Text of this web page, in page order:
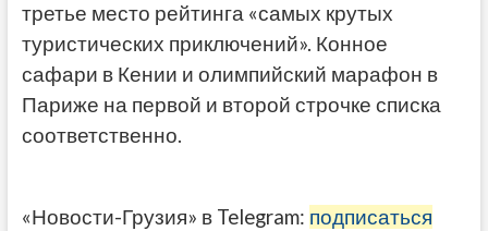
третье место рейтинга «самых крутых
туристических приключений». Конное
сафари в Кении и олимпийский марафон в
Париже на первой и второй строчке списка
соответственно.
«Новости-Грузия» в Telegram: подписаться